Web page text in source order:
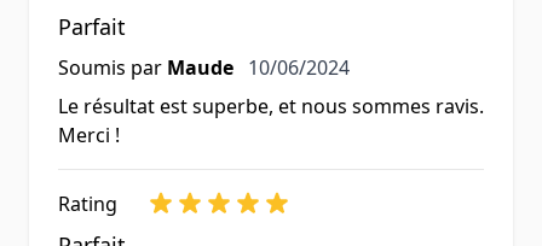
Parfait
Soumis par Maude 10 juin 2024
10/06/2024
Le résultat est superbe, et nous sommes ravis.
Merci !
Rating